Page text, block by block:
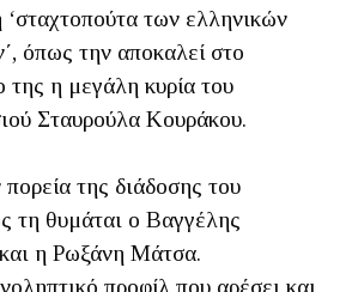
των ελληνικών
όπως την αποκαλεί στο
της η μεγάλη κυρία του
Σταυρούλα Κουράκου.
της διάδοσης του
τη θυμάται ο Βαγγέλης
η Ρωξάνη Μάτσα.